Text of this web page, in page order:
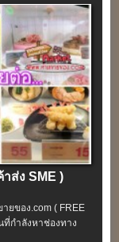
ส่ง SME )
ยของ.com ( FREE
กำลังหาช่องทาง